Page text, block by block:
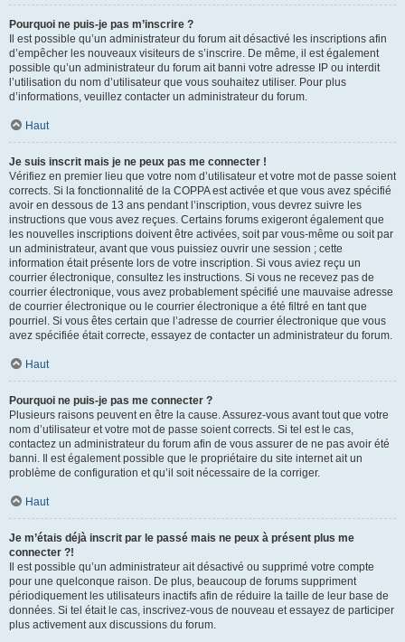
Pourquoi ne puis-je pas m’inscrire ?
Il est possible qu’un administrateur du forum ait désactivé les inscriptions afin
d’empêcher les nouveaux visiteurs de s’inscrire. De même, il est également
possible qu’un administrateur du forum ait banni votre adresse IP ou interdit
l’utilisation du nom d’utilisateur que vous souhaitez utiliser. Pour plus
d’informations, veuillez contacter un administrateur du forum.
Haut
Je suis inscrit mais je ne peux pas me connecter !
Vérifiez en premier lieu que votre nom d’utilisateur et votre mot de passe soient
corrects. Si la fonctionnalité de la COPPA est activée et que vous avez spécifié
avoir en dessous de 13 ans pendant l’inscription, vous devrez suivre les
instructions que vous avez reçues. Certains forums exigeront également que
les nouvelles inscriptions doivent être activées, soit par vous-même ou soit par
un administrateur, avant que vous puissiez ouvrir une session ; cette
information était présente lors de votre inscription. Si vous aviez reçu un
courrier électronique, consultez les instructions. Si vous ne recevez pas de
courrier électronique, vous avez probablement spécifié une mauvaise adresse
de courrier électronique ou le courrier électronique a été filtré en tant que
pourriel. Si vous êtes certain que l’adresse de courrier électronique que vous
avez spécifiée était correcte, essayez de contacter un administrateur du forum.
Haut
Pourquoi ne puis-je pas me connecter ?
Plusieurs raisons peuvent en être la cause. Assurez-vous avant tout que votre
nom d’utilisateur et votre mot de passe soient corrects. Si tel est le cas,
contactez un administrateur du forum afin de vous assurer de ne pas avoir été
banni. Il est également possible que le propriétaire du site internet ait un
problème de configuration et qu’il soit nécessaire de la corriger.
Haut
Je m’étais déjà inscrit par le passé mais ne peux à présent plus me
connecter ?!
Il est possible qu’un administrateur ait désactivé ou supprimé votre compte
pour une quelconque raison. De plus, beaucoup de forums suppriment
périodiquement les utilisateurs inactifs afin de réduire la taille de leur base de
données. Si tel était le cas, inscrivez-vous de nouveau et essayez de participer
plus activement aux discussions du forum.